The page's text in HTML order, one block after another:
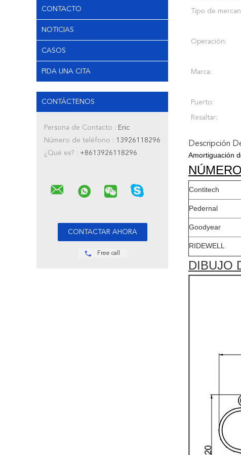
CONTACTO
NOTICIAS
CASOS
PIDA UNA CITA
CONTÁCTENOS
Persona de Contacto : Eric
Número de teléfono : 13926118296
¿Qué es? : +8613926118296
Free call
Tipo de
Operación:
Marca:
Puerto:
Resaltar:
Descripción
Amortiguación
Contitech
Pedernal
Goodyear
RIDEWELL
DIBUJO